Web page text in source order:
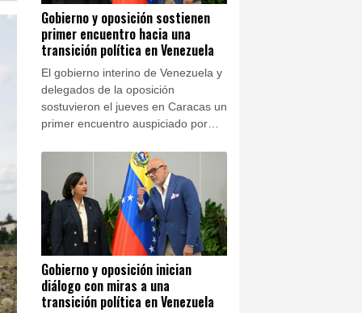
Ibiza
26 °C
23 °C
Gobierno y oposición sostienen
primer encuentro hacia una
transición política en Venezuela
El gobierno interino de Venezuela y
delegados de la oposición
sostuvieron el jueves en Caracas un
primer encuentro auspiciado por
transición política y un eventual
llamado a elecciones.
Gobierno y oposición inician
diálogo con miras a una
transición política en Venezuela